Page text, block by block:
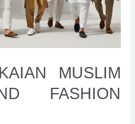
MUSLIM
FASHION